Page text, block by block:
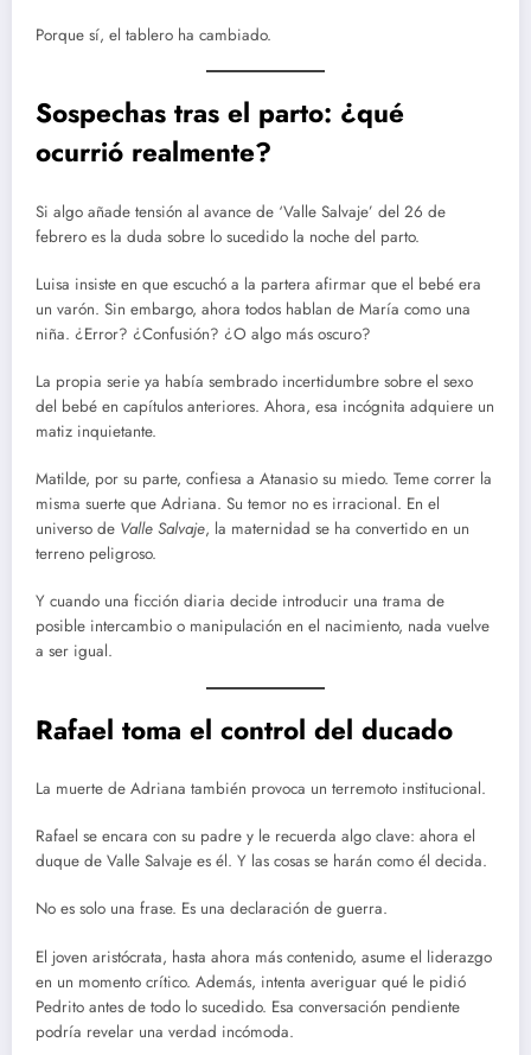
Porque sí, el tablero ha cambiado.
Sospechas tras el parto: ¿qué
ocurrió realmente?
Si algo añade tensión al avance de ‘Valle Salvaje’ del 26 de
febrero es la duda sobre lo sucedido la noche del parto.
Luisa insiste en que escuchó a la partera afirmar que el bebé era
un varón. Sin embargo, ahora todos hablan de María como una
niña. ¿Error? ¿Confusión? ¿O algo más oscuro?
La propia serie ya había sembrado incertidumbre sobre el sexo
del bebé en capítulos anteriores. Ahora, esa incógnita adquiere un
matiz inquietante.
Matilde, por su parte, confiesa a Atanasio su miedo. Teme correr la
misma suerte que Adriana. Su temor no es irracional. En el
universo de Valle Salvaje, la maternidad se ha convertido en un
terreno peligroso.
Y cuando una ficción diaria decide introducir una trama de
posible intercambio o manipulación en el nacimiento, nada vuelve
a ser igual.
Rafael toma el control del ducado
La muerte de Adriana también provoca un terremoto institucional.
Rafael se encara con su padre y le recuerda algo clave: ahora el
duque de Valle Salvaje es él. Y las cosas se harán como él decida.
No es solo una frase. Es una declaración de guerra.
El joven aristócrata, hasta ahora más contenido, asume el liderazgo
en un momento crítico. Además, intenta averiguar qué le pidió
Pedrito antes de todo lo sucedido. Esa conversación pendiente
podría revelar una verdad incómoda.